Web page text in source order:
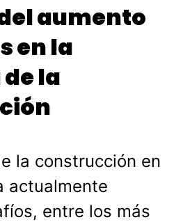
aumento
en la
la
la construcción en
actualmente
entre los más